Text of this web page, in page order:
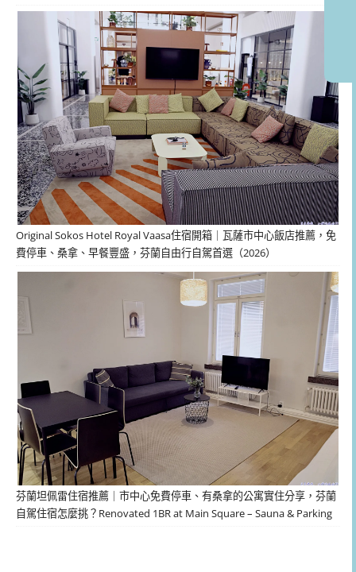
Original Sokos Hotel Royal Vaasa住宿開箱｜瓦薩市中心飯店推薦，免
費停車、桑拿、早餐豐盛，芬蘭自由行自駕首選（2026）
芬蘭坦佩雷住宿推薦｜市中心免費停車、有桑拿的公寓實住分享，芬蘭
自駕住宿怎麼挑？Renovated 1BR at Main Square – Sauna & Parking